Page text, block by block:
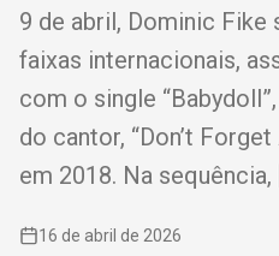
9 de abril, Dominic Fike
faixas internacionais,
com o single
do cantor, “Don’t
em 2018. Na sequência,
16 de abril de 2026